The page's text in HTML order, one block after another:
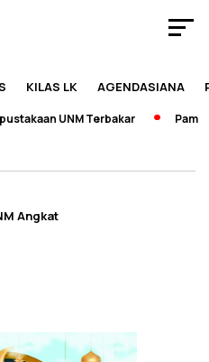
KILAS LK AGENDASIANA
UNM Terbakar
Angkat